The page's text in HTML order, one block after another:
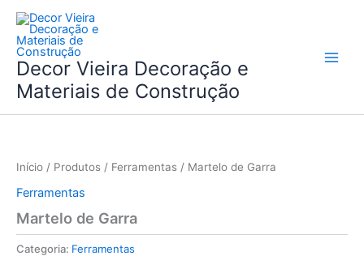
Skip
content
Decor Vieira Decoração e
Materiais de Construção
Início / Produtos / Ferramentas / Martelo de Garra
Ferramentas
Martelo de Garra
Categoria: Ferramentas